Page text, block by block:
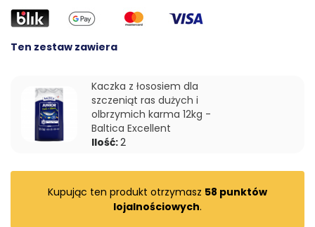
Ten zestaw zawiera
Kaczka z łososiem dla
szczeniąt ras dużych i
olbrzymich karma 12kg -
Baltica Excellent
Ilość:2
Kupując ten produkt otrzymasz 58 punktów
lojalnościowych.